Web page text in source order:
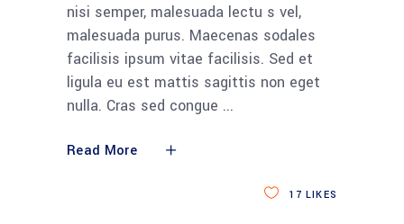
nisi semper, malesuada lectu s vel,
malesuada purus. Maecenas sodales
facilisis ipsum vitae facilisis. Sed et
ligula eu est mattis sagittis non eget
nulla. Cras sed congue
Read More
17 LIKES